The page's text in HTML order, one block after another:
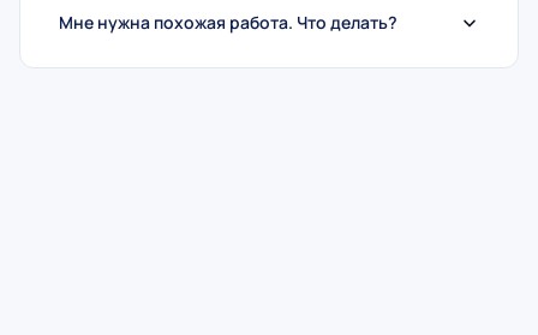
Мне нужна похожая работа. Что делать?